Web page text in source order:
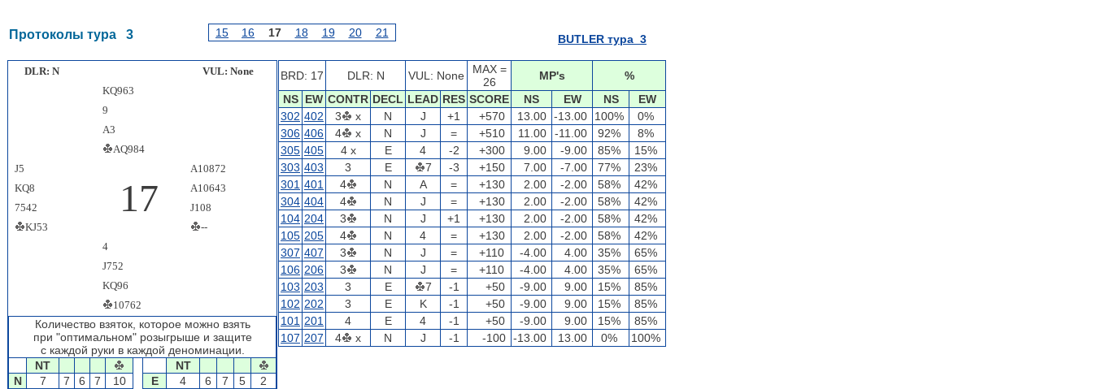
Протоколы тура 3 15 16 17 18 19 20 21
BUTLER тура 3
DLR: N
VUL: None
KQ963
9
A3
AQ984
J5
17
A10872
KQ8
A10643
7542
J108
KJ53
--
4
J752
KQ96
10762
Количество взяток, которое можно взять
при "оптимальном" розыгрыше и защите
с каждой руки в каждой деноминации.
NT
NT
N
7 7 6 7 10 E 4 6 7 5
2
BRD: 17 DLR: N VUL: None
MAX =
26
MP's
%
NS EW CONTR DECL LEAD RES SCORE NS EW NS
EW
302 402 3 x N J +1 +570 13.00 -13.00 100%
0%
306 406 4 x N J = +510 11.00 -11.00 92%
8%
305 405 4x E 4 -2 +300 9.00 -9.00 85%
15%
303 403 3 E 7 -3 +150 7.00 -7.00 77%
23%
301 401 4 N A = +130 2.00 -2.00 58%
42%
304 404 4 N J = +130 2.00 -2.00 58%
42%
104 204 3 N J +1 +130 2.00 -2.00 58%
42%
105 205 4 N 4 = +130 2.00 -2.00 58%
42%
307 407 3 N J = +110 -4.00 4.00 35%
65%
106 206 3 N J = +110 -4.00 4.00 35%
65%
103 203 3 E 7 -1 +50 -9.00 9.00 15%
85%
102 202 3 E K -1 +50 -9.00 9.00 15%
85%
101 201 4 E 4 -1 +50 -9.00 9.00 15%
85%
107 207 4 x N J -1 -100 -13.00 13.00 0% 100%